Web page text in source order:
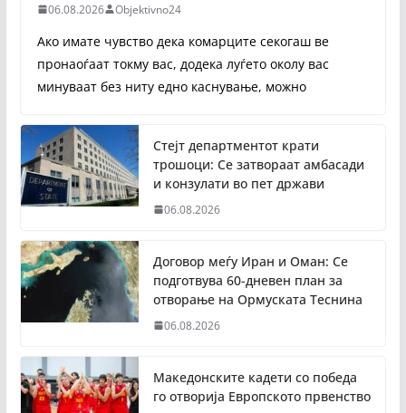
06.08.2026 Objektivno24
Ако имате чувство дека комарците секогаш ве
пронаоѓаат токму вас, додека луѓето околу вас
минуваат без ниту едно каснување, можно
Стејт департментот крати
трошоци: Се затвораат амбасади
и конзулати во пет држави
06.08.2026
Договор меѓу Иран и Оман: Се
подготвува 60-дневен план за
отворање на Ормуската Теснина
06.08.2026
Македонските кадети со победа
го отворија Европското првенство